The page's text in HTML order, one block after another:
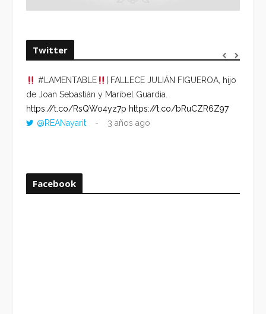
Twitter
#LAMENTABLE
| FALLECE JULIÁN FIGUEROA, hijo
de Joan Sebastián y Maribel Guardia.
https://t.co/RsQWo4yz7p https://t.co/bRuCZR6Z97
@REANayarit
3 años ago
Facebook